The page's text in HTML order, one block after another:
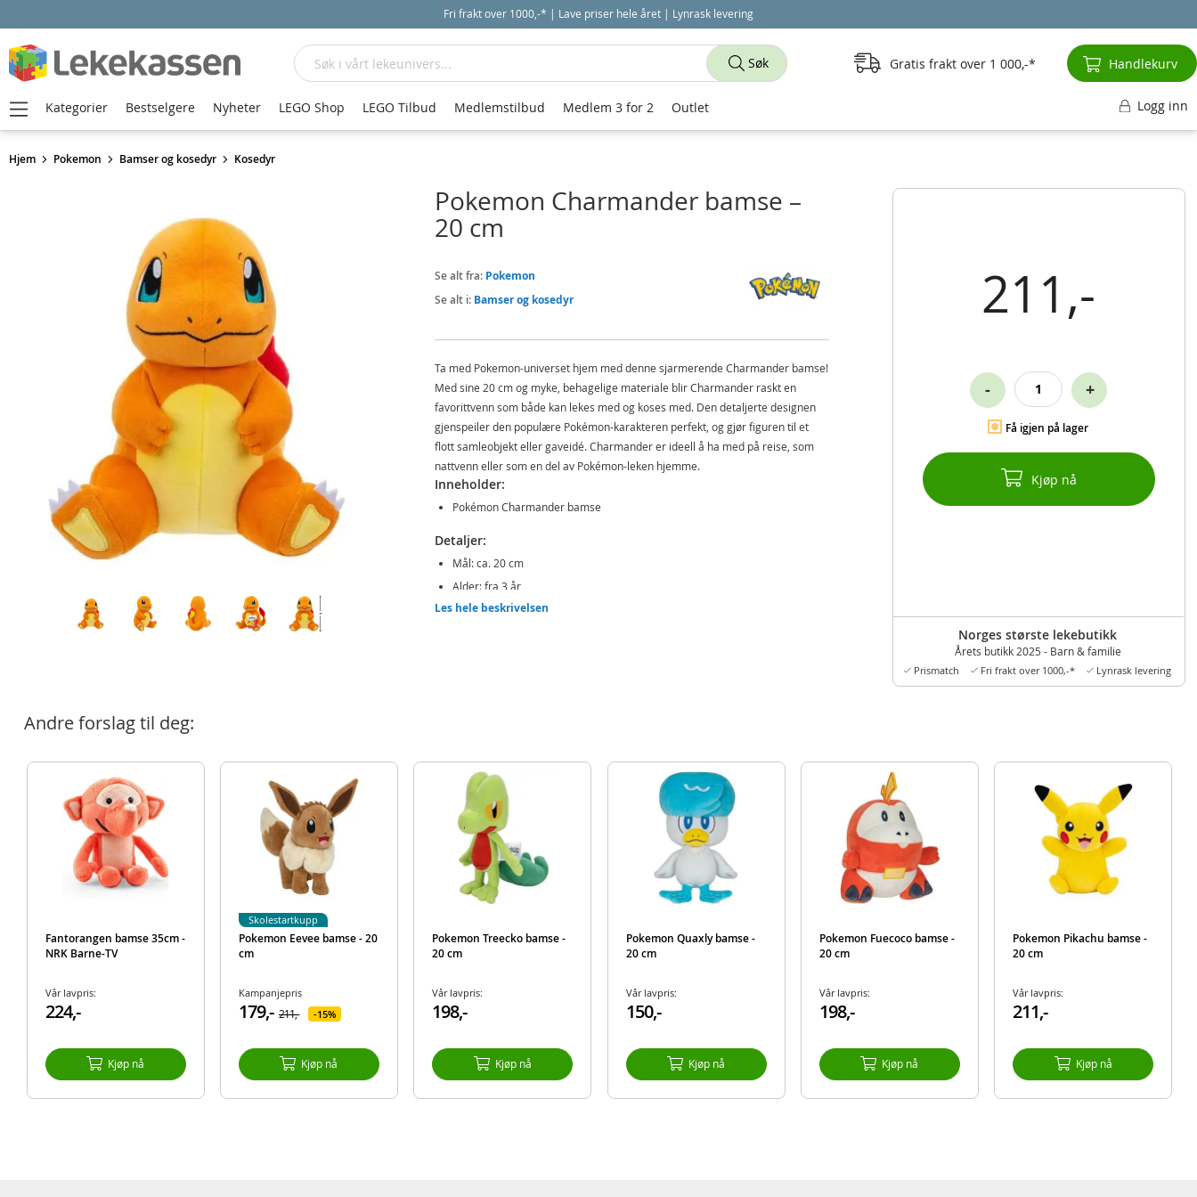
Fri frakt over 1000,-* | Lave priser hele året | Lynrask levering
Hjem Pokemon Bamser og kosedyr Kosedyr
211,-
Få igjen på lager
- +
Kjøp nå
Norges største lekebutikk
Årets butikk 2025 - Barn & familie
Prismatch Fri frakt over 1000,-* Lynrask levering
Pokemon Charmander bamse –
20 cm
Se alt fra: Pokemon
Se alt i: Bamser og kosedyr
Ta med Pokemon-universet hjem med denne sjarmerende Charmander bamse!
Med sine 20 cm og myke, behagelige materiale blir Charmander raskt en
favorittvenn som både kan lekes med og koses med. Den detaljerte designen
gjenspeiler den populære Pokémon-karakteren perfekt, og gjør figuren til et
flott samleobjekt eller gaveidé. Charmander er ideell å ha med på reise, som
nattvenn eller som en del av Pokémon-leken hjemme.
Inneholder:
Pokémon Charmander bamse
Detaljer:
Mål: ca. 20 cm
Alder: fra 3 år
Les hele beskrivelsen
Andre forslag til deg:
Fantorangen bamse 35cm -
NRK Barne-TV
Vår lavpris:
224,-
Kjøp nå
Pokemon Eevee bamse - 20
cm
Kampanjepris
179,- 211,- 15%
Kjøp nå
Skolestartkupp
Pokemon Treecko bamse -
20 cm
Vår lavpris:
198,-
Kjøp nå
Pokemon Quaxly bamse -
20 cm
Vår lavpris:
150,-
Kjøp nå
Pokemon Fuecoco bamse -
20 cm
Vår lavpris:
198,-
Kjøp nå
Pokemon Pikachu bamse -
20 cm
Vår lavpris:
211,-
Kjøp nå
Søk
Søk Gratis frakt over 1 000,- Handlekurv
Kategorier Bestselgere Nyheter LEGO Shop LEGO Tilbud Medlemstilbud Medlem 3 for 2 Outlet Logg inn